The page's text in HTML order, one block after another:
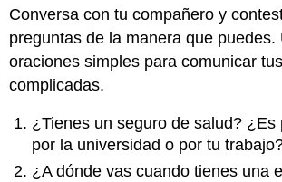
Conversa con tu compañero y
preguntas de la manera que puedes.
oraciones simples para comunicar
complicadas.
¿Tienes un seguro de salud? ¿Es
por la universidad o por tu
¿A dónde vas cuando tienes una